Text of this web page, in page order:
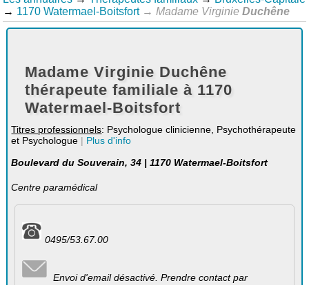
→ 1170 Watermael-Boitsfort → Madame VirginieDuchêne
Madame Virginie Duchêne
thérapeute familiale à 1170
Watermael-Boitsfort
Titres professionnels: Psychologue clinicienne, Psychothérapeute
et Psychologue | Plus d'info
Boulevard du Souverain, 34 | 1170 Watermael-Boitsfort
Centre paramédical
0495/53.67.00
Envoi d'email désactivé. Prendre contact par